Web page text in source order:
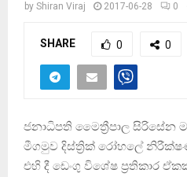
by Shiran Viraj 2017-06-28 0
SHARE 0 0
ජනාධිපති මෛත්‍රීපාල සිරිසේන
මීගමුව දිස්ත්‍රික් රෝහලේ
එහි දී ඩෙංගු විශේෂ ප්‍රතිකාර